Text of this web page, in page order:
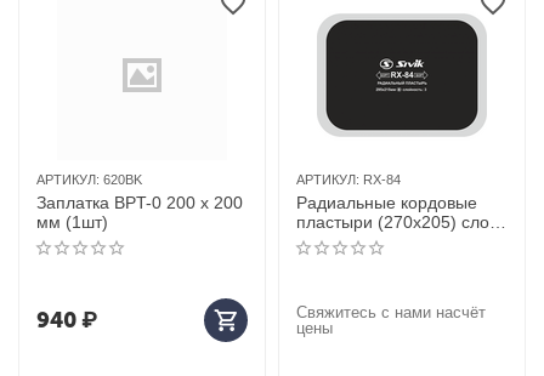
АРТИКУЛ: 620BK
Заплатка BPT-0 200 х 200
мм (1шт)
940₽
АРТИКУЛ: RX-84
Радиальные кордовые
пластыри (270x205) слоев
3;кол-во в упак 10
Свяжитесь с нами насчёт
цены